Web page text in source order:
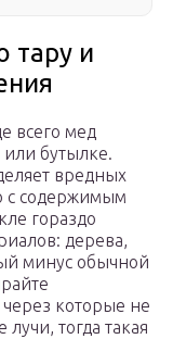
тару и
всего мед
бутылке.
вредных
с содержимым
гораздо
дерева,
минус обычной
которые не
тогда такая